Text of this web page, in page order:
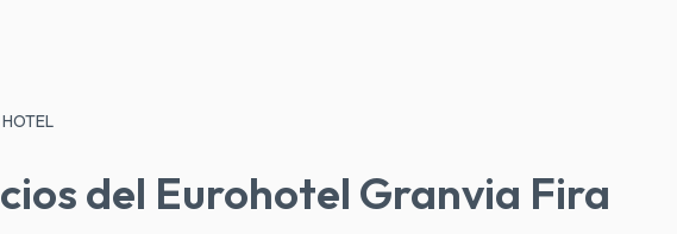
del Eurohotel Granvia Fira